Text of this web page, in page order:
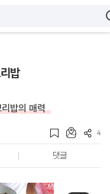
밥
밥의 매력
4
댓글